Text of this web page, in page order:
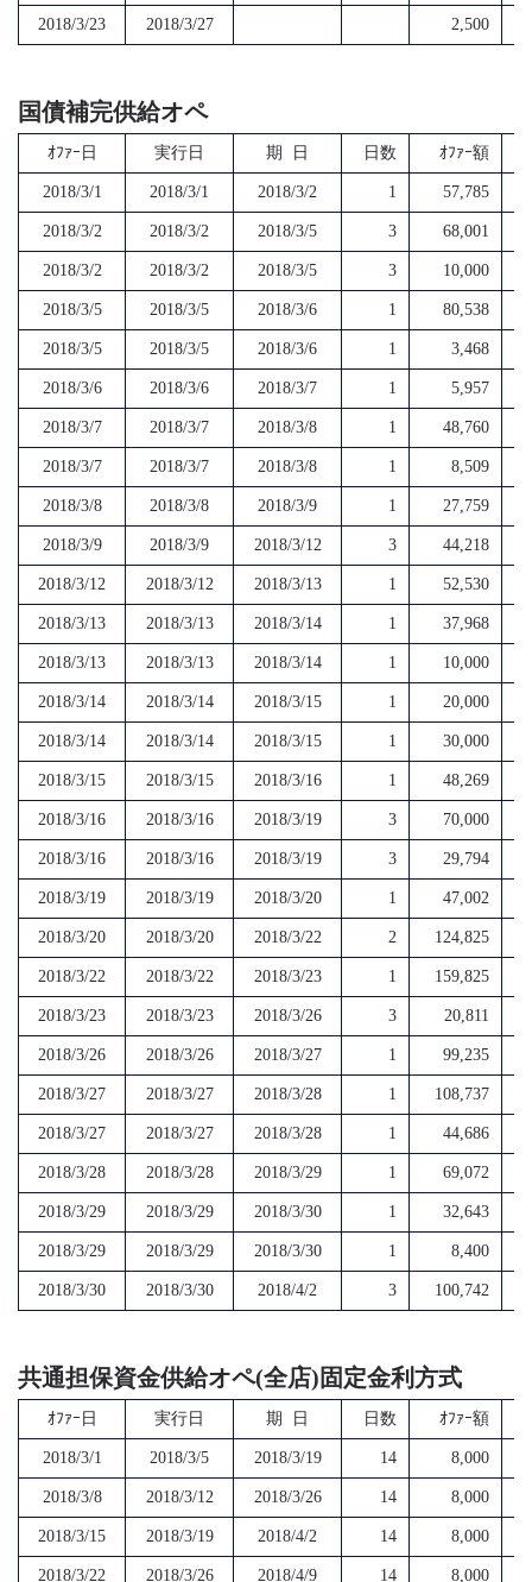
2018/3/23 2018/3/27 2,500
国債補完供給オペ
ｵﾌｧｰ日 実行日 期 日 日数 ｵﾌｧｰ額
2018/3/1 2018/3/1 2018/3/2 1 57,785
2018/3/2 2018/3/2 2018/3/5 3 68,001
2018/3/2 2018/3/2 2018/3/5 3 10,000
2018/3/5 2018/3/5 2018/3/6 1 80,538
2018/3/5 2018/3/5 2018/3/6 1 3,468
2018/3/6 2018/3/6 2018/3/7 1 5,957
2018/3/7 2018/3/7 2018/3/8 1 48,760
2018/3/7 2018/3/7 2018/3/8 1 8,509
2018/3/8 2018/3/8 2018/3/9 1 27,759
2018/3/9 2018/3/9 2018/3/12 3 44,218
2018/3/12 2018/3/12 2018/3/13 1 52,530
2018/3/13 2018/3/13 2018/3/14 1 37,968
2018/3/13 2018/3/13 2018/3/14 1 10,000
2018/3/14 2018/3/14 2018/3/15 1 20,000
2018/3/14 2018/3/14 2018/3/15 1 30,000
2018/3/15 2018/3/15 2018/3/16 1 48,269
2018/3/16 2018/3/16 2018/3/19 3 70,000
2018/3/16 2018/3/16 2018/3/19 3 29,794
2018/3/19 2018/3/19 2018/3/20 1 47,002
2018/3/20 2018/3/20 2018/3/22 2 124,825
2018/3/22 2018/3/22 2018/3/23 1 159,825
2018/3/23 2018/3/23 2018/3/26 3 20,811
2018/3/26 2018/3/26 2018/3/27 1 99,235
2018/3/27 2018/3/27 2018/3/28 1 108,737
2018/3/27 2018/3/27 2018/3/28 1 44,686
2018/3/28 2018/3/28 2018/3/29 1 69,072
2018/3/29 2018/3/29 2018/3/30 1 32,643
2018/3/29 2018/3/29 2018/3/30 1 8,400
2018/3/30 2018/3/30 2018/4/2 3 100,742
共通担保資金供給オペ(全店)固定金利方式
ｵﾌｧｰ日 実行日 期 日 日数 ｵﾌｧｰ額
2018/3/1 2018/3/5 2018/3/19 14 8,000
2018/3/8 2018/3/12 2018/3/26 14 8,000
2018/3/15 2018/3/19 2018/4/2 14 8,000
2018/3/22 2018/3/26 2018/4/9 14 8,000